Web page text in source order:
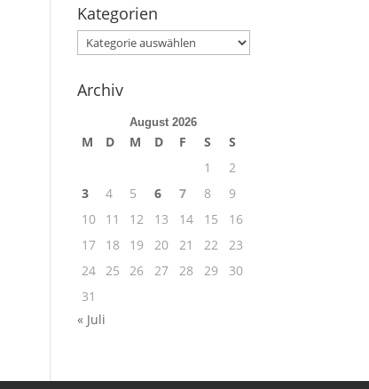
Kategorien
Kategorien
Archiv
August 2026
M D M D F S
S
1
2
3
4 5 6 7 8
9
10
11 12 13 14 15
16
17
18 19 20 21 22
23
24 25 26 27 28 29
30
31
« Juli